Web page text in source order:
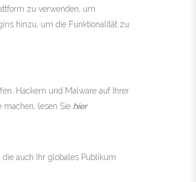
zu verwenden, um
hinzu, um die Funktionalität zu
Hackern und Malware auf Ihrer
machen, lesen Sie hier.
auch Ihr globales Publikum